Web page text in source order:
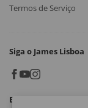
Termos de Serviço
Siga o James Lisboa
Baixe o App